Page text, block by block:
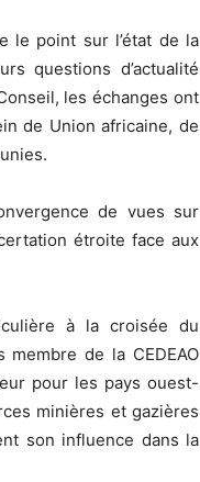
le point sur l’état de la
questions d’actualité
les échanges ont
de Union africaine, de
de vues sur
étroite face aux
à la croisée du
membre de la CEDEAO
pour les pays ouest-
minières et gazières
son influence dans la